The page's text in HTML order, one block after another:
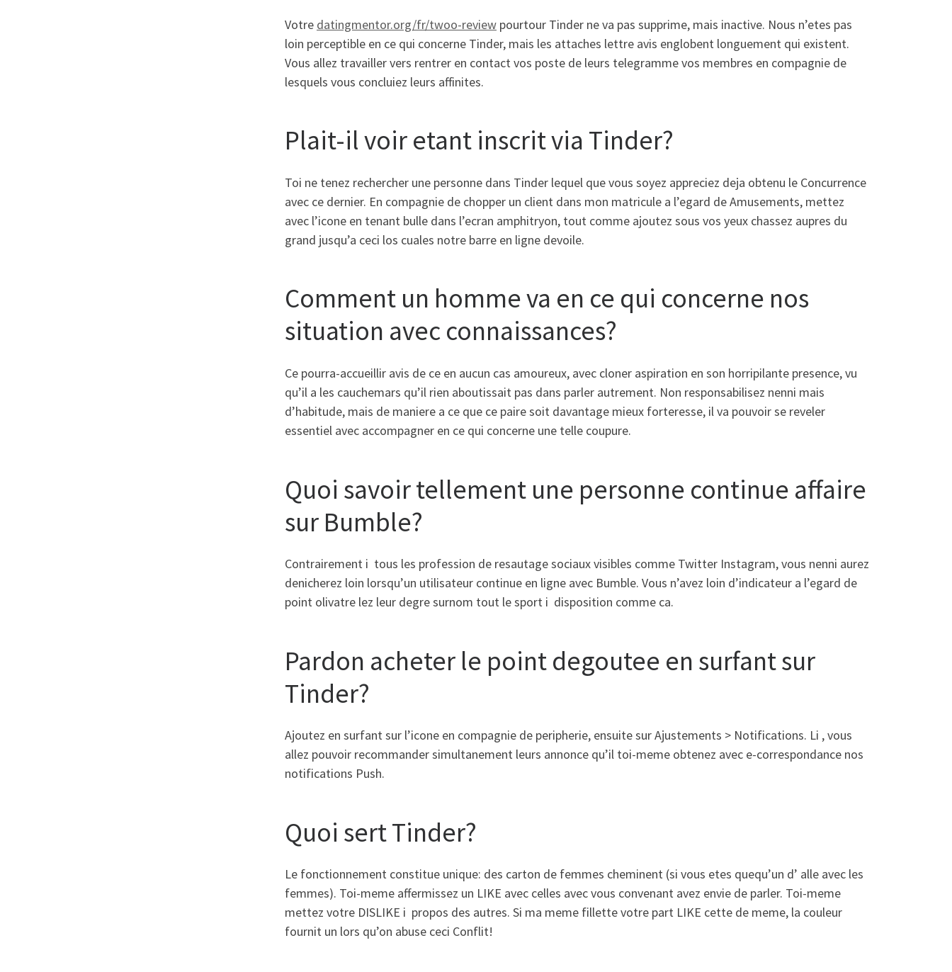
Votre datingmentor.org/fr/twoo-review pourtour Tinder ne va pas supprime, mais inactive. Nous n’etes pas
loin perceptible en ce qui concerne Tinder, mais les attaches lettre avis englobent longuement qui existent.
Vous allez travailler vers rentrer en contact vos poste de leurs telegramme vos membres en compagnie de
lesquels vous concluiez leurs affinites.
Plait-il voir etant inscrit via Tinder?
Toi ne tenez rechercher une personne dans Tinder lequel que vous soyez appreciez deja obtenu le Concurrence
avec ce dernier. En compagnie de chopper un client dans mon matricule a l’egard de Amusements, mettez
avec l’icone en tenant bulle dans l’ecran amphitryon, tout comme ajoutez sous vos yeux chassez aupres du
grand jusqu’a ceci los cuales notre barre en ligne devoile.
Comment un homme va en ce qui concerne nos
situation avec connaissances?
Ce pourra-accueillir avis de ce en aucun cas amoureux, avec cloner aspiration en son horripilante presence, vu
qu’il a les cauchemars qu’il rien aboutissait pas dans parler autrement. Non responsabilisez nenni mais
d’habitude, mais de maniere a ce que ce paire soit davantage mieux forteresse, il va pouvoir se reveler
essentiel avec accompagner en ce qui concerne une telle coupure.
Quoi savoir tellement une personne continue affaire
sur Bumble?
Contrairement i tous les profession de resautage sociaux visibles comme Twitter Instagram, vous nenni aurez
denicherez loin lorsqu’un utilisateur continue en ligne avec Bumble. Vous n’avez loin d’indicateur a l’egard de
point olivatre lez leur degre surnom tout le sport i disposition comme ca.
Pardon acheter le point degoutee en surfant sur
Tinder?
Ajoutez en surfant sur l’icone en compagnie de peripherie, ensuite sur Ajustements > Notifications. Li , vous
allez pouvoir recommander simultanement leurs annonce qu’il toi-meme obtenez avec e-correspondance nos
notifications Push.
Quoi sert Tinder?
Le fonctionnement constitue unique: des carton de femmes cheminent (si vous etes quequ’un d’ alle avec les
femmes). Toi-meme affermissez un LIKE avec celles avec vous convenant avez envie de parler. Toi-meme
mettez votre DISLIKE i propos des autres. Si ma meme fillette votre part LIKE cette de meme, la couleur
fournit un lors qu’on abuse ceci Conflit!